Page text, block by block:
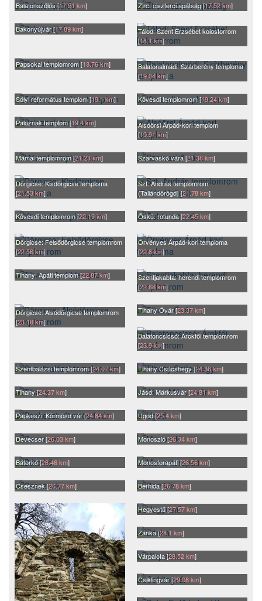
Balatonszőlős [17.51 km] Zirc: ciszterci apátság [17.52 km]
Bakonyújvár [17.89 km]
Tálod: Szent Erzsébet kolostorrom
[18.1 km]
Papsokai templomrom [18.76 km]
Balatonalmádi: Szárberény temploma
[19.04 km]
Sólyi református templom [19.1 km] Kövesdi templomrom [19.24 km]
Paloznak templom [19.4 km]
Alsóörsi Árpád-kori templom
[19.91 km]
Mámai templomrom [21.23 km] Szarvaskő vára [21.38 km]
Dörgicse: Kisdörgicse temploma
[21.53 km]
Szt. András templomrom
(Taliándörögd) [21.78 km]
Kövesdi templomrom [22.19 km] Öskü: rotunda [22.45 km]
Dörgicse: Felsődörgicse templomrom
[22.56 km]
Örvényes Árpád-kori temploma
[22.8 km]
Tihany: Apáti templom [22.87 km]
Szentjakabfa: herendi templomrom
[22.88 km]
Dörgicse: Alsódörgicse templomrom
[23.18 km]
Tihany Óvár [23.37 km]
Balatoncsicsó: Árokfői templomrom
[23.9 km]
Szentbalázsi templomrom [24.07 km] Tihany Csúcshegy [24.36 km]
Tihany [24.37 km] Jásd: Márkusvár [24.81 km]
Papkeszi: Körmösd vár [24.84 km] Ugod [25.4 km]
Devecser [26.03 km] Monoszló [26.34 km]
Bátorkő [26.46 km] Monostorapáti [26.56 km]
Csesznek [26.77 km] Berhida [26.78 km]
Hegyestű [27.57 km]
Zánka [28.1 km]
Várpalota [28.52 km]
Csiklingvár [29.08 km]